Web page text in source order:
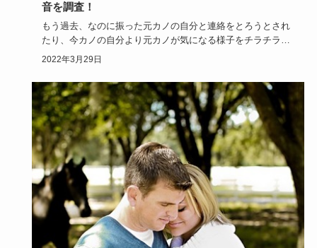
音を調査！
もう過去、なのに振った元カノの自分と連絡をとろうとされ
たり、今カノの自分より元カノが気になる様子をチラチラさ
れたりのカレに…
2022年3月29日